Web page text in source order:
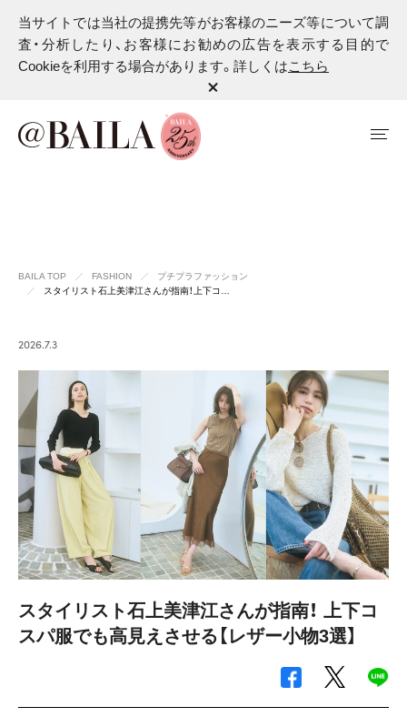
当サイトでは当社の提携先等がお客様のニーズ等について調
査・分析したり、お客様にお勧めの広告を表示する目的で
Cookieを利用する場合があります。詳しくはこちら
BAILA TOP FASHION
プチプラファッション
スタイリスト石上美津江さんが指南！上下コ…
2026.7.3
スタイリスト石上美津江さんが指南！ 上下コ
スパ服でも高見えさせる【レザー小物3選】